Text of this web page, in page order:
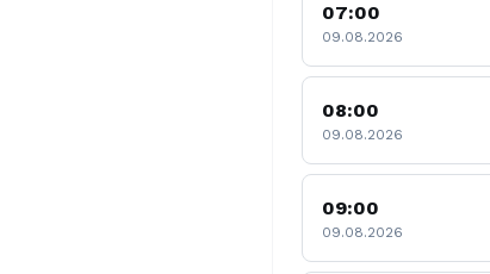
07:00
09.08.2026
08:00
09.08.2026
09:00
09.08.2026